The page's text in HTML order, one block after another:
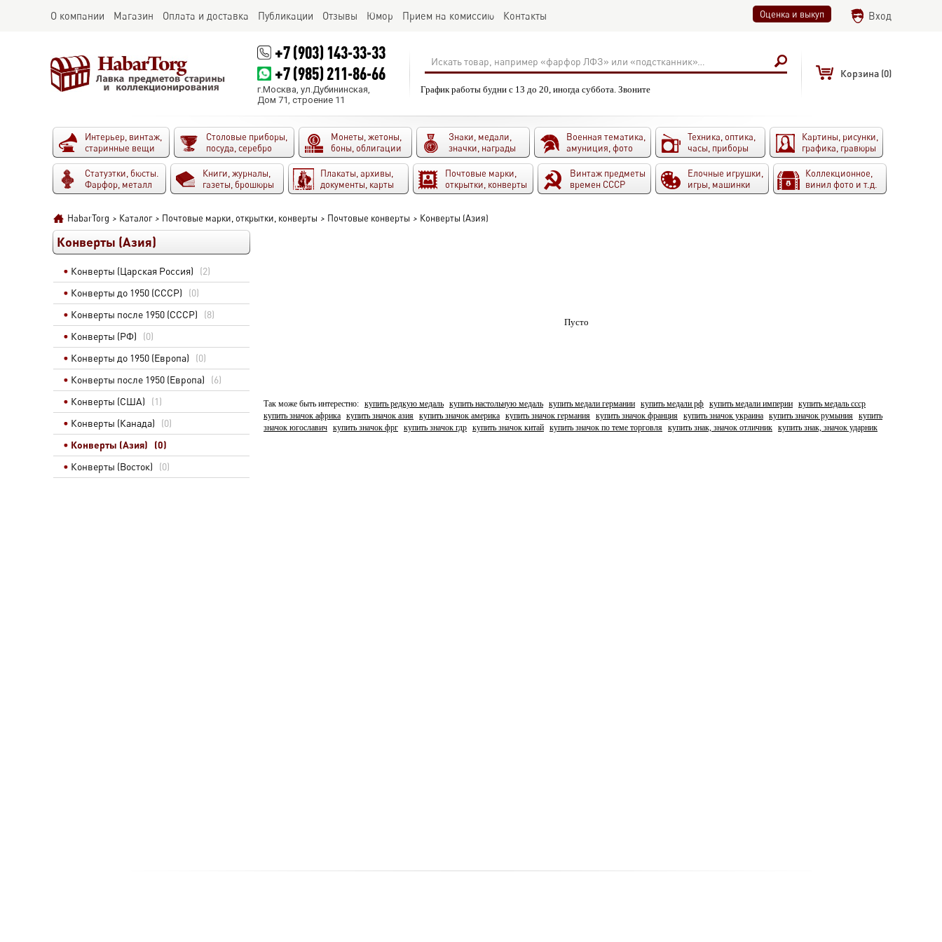
О компании Магазин Оплата и доставка Публикации Отзывы Юмор Прием на комиссию Контакты Оценка и выкуп Вход
+7 (903) 143-33-33
+7 (985) 211-86-66
г.Москва, ул.Дубининская,
Дом 71, строение 11
График работы будни с 13 до 20, иногда суббота. Звоните
Корзина (0)
Интерьер, винтаж,
старинные вещи
Столовые приборы,
посуда, серебро
Монеты, жетоны,
боны, облигации
Знаки, медали,
значки, награды
Военная тематика,
амуниция, фото
Техника, оптика,
часы, приборы
Картины, рисунки,
графика, гравюры
Статуэтки, бюсты.
Фарфор, металл
Книги, журналы,
газеты, брошюры
Плакаты, архивы,
документы, карты
Почтовые марки,
открытки, конверты
Винтаж предметы
времен СССР
Елочные игрушки,
игры, машинки
Коллекционное,
винил фото и т.д.
HabarTorg > Каталог > Почтовые марки, открытки, конверты > Почтовые конверты > Конверты (Азия)
Конверты (Азия)
Конверты (Царская Россия)
(2)
Конверты до 1950 (СССР)
(0)
Конверты после 1950 (СССР)
(8)
Конверты (РФ)
(0)
Конверты до 1950 (Европа)
(0)
Конверты после 1950 (Европа)
(6)
Конверты (США)
(1)
Конверты (Канада)
(0)
Конверты (Азия)
(0)
Конверты (Восток)
(0)
Пусто
Так може быть интерестно: купить редкую медаль купить настольную медаль купить медали германии купить медали рф купить медали империи
купить медаль ссср
купить значок африка
купить значок азия купить значок америка купить значок германия купить значок франция купить значок украина купить значок румыния
купить
значок югославич
купить значок фрг купить значок гдр купить значок китай купить значок по теме торговля купить знак, значок отличник купить знак, значок ударник